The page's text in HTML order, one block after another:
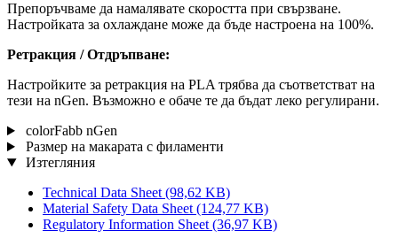
Препоръчваме да намалявате скоростта при свързване.
Настройката за охлаждане може да бъде настроена на 100%.
Ретракция / Отдръпване:
Настройките за ретракция на PLA трябва да съответстват на
тези на nGen. Възможно е обаче те да бъдат леко регулирани.
colorFabb nGen
Размер на макарата с филаменти
Изтегляния
Technical Data Sheet (98,62 KB)
Material Safety Data Sheet (124,77 KB)
Regulatory Information Sheet (36,97 KB)